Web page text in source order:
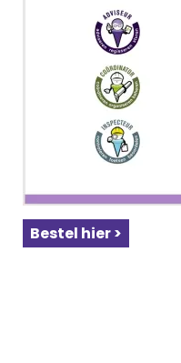
Bestel hier >